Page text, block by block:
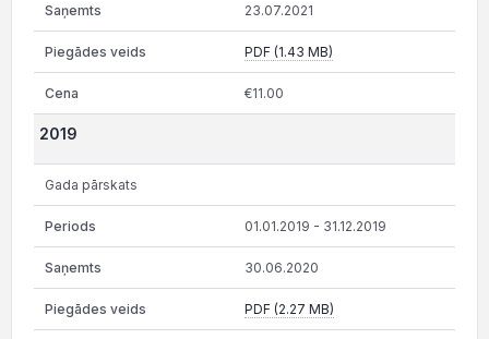
23.07.2021
PDF (1.43 MB)
€11.00
2019
Gada pārskats
01.01.2019 - 31.12.2019
30.06.2020
PDF (2.27 MB)